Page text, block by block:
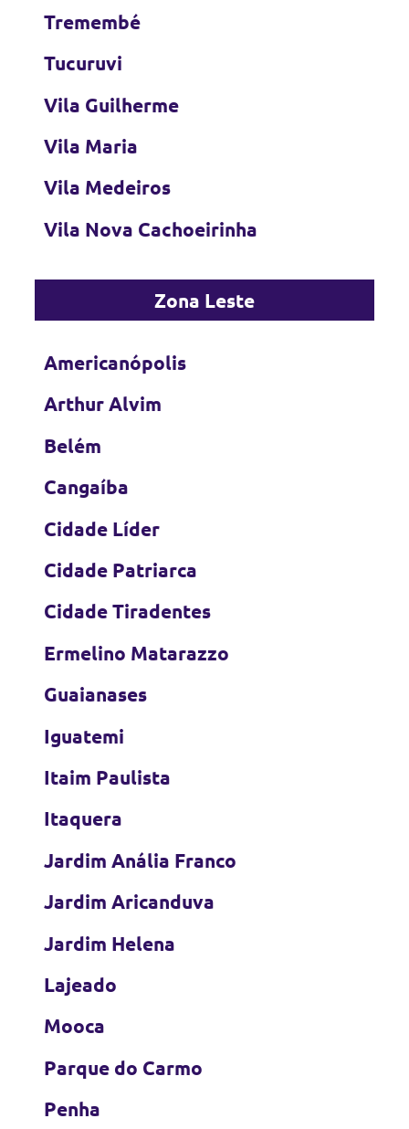
Tremembé
Tucuruvi
Vila Guilherme
Vila Maria
Vila Medeiros
Vila Nova Cachoeirinha
Zona Leste
Americanópolis
Arthur Alvim
Belém
Cangaíba
Cidade Líder
Cidade Patriarca
Cidade Tiradentes
Ermelino Matarazzo
Guaianases
Iguatemi
Itaim Paulista
Itaquera
Jardim Anália Franco
Jardim Aricanduva
Jardim Helena
Lajeado
Mooca
Parque do Carmo
Penha